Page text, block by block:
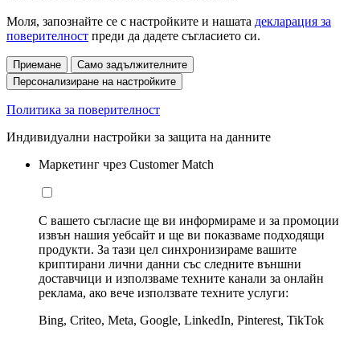
Моля, запознайте се с настройките и нашата декларация за
поверителност преди да дадете съгласието си.
Приемане
Само задължителните
Персонализиране на настройките
Политика за поверителност
Индивидуални настройки за защита на данните
Маркетинг чрез Customer Match
С вашето съгласие ще ви информираме и за промоции
извън нашия уебсайт и ще ви показваме подходящи
продукти. За тази цел синхронизираме вашите
криптирани лични данни със следните външни
доставчици и използваме техните канали за онлайн
реклама, ако вече използвате техните услуги:
Bing, Criteo, Meta, Google, LinkedIn, Pinterest, TikTok